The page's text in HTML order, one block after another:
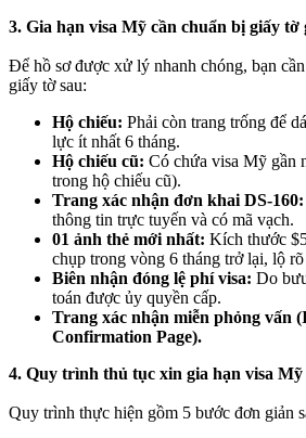
3. Gia hạn visa Mỹ cần chuẩn bị giấy tờ
Để hồ sơ được xử lý nhanh chóng, bạn
giấy tờ sau:
Hộ chiếu: Phải còn trang trống để
lực ít nhất 6 tháng.
Hộ chiếu cũ: Có chứa visa Mỹ gần
trong hộ chiếu cũ).
Trang xác nhận đơn khai DS-160:
thông tin trực tuyến và có mã vạch.
01 ảnh thẻ mới nhất: Kích thước
chụp trong vòng 6 tháng trở lại, lộ rõ
Biên nhận đóng lệ phí visa: Do
toán được ủy quyền cấp.
Trang xác nhận miễn phỏng vấn
Confirmation Page).
4. Quy trình thủ tục xin gia hạn visa Mỹ
Quy trình thực hiện gồm 5 bước đơn giản